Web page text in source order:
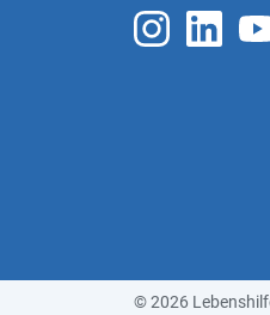
© 2026